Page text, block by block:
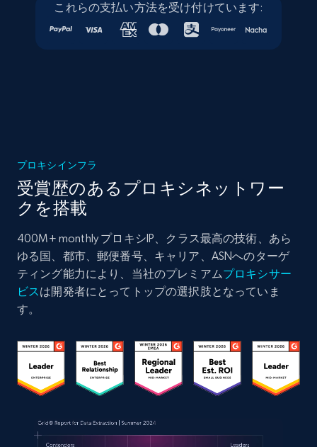
これらの支払い方法を受け付けています:
プロキシインフラ
受賞歴のあるプロキシネットワー
クを搭載
400M+ monthly プロキシIP、クラス最高の技術、あら
ゆる国、都市、郵便番号、キャリア、ASNへのターゲ
ティング能力により、当社のプレミアムプロキシサー
ビスは開発者にとってトップの選択肢となっていま
す。